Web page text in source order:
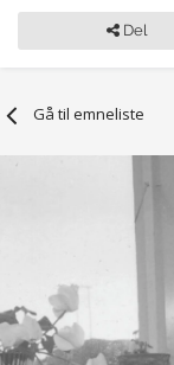
Del
Gå til emneliste